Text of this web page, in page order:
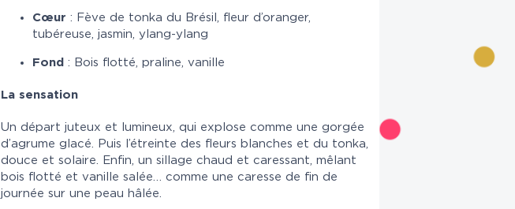
Cœur : Fève de tonka du Brésil, fleur d’oranger,
tubéreuse, jasmin, ylang-ylang
Fond : Bois flotté, praline, vanille
La sensation
Un départ juteux et lumineux, qui explose comme une gorgée
d’agrume glacé. Puis l’étreinte des fleurs blanches et du tonka,
douce et solaire. Enfin, un sillage chaud et caressant, mêlant
bois flotté et vanille salée… comme une caresse de fin de
journée sur une peau hâlée.